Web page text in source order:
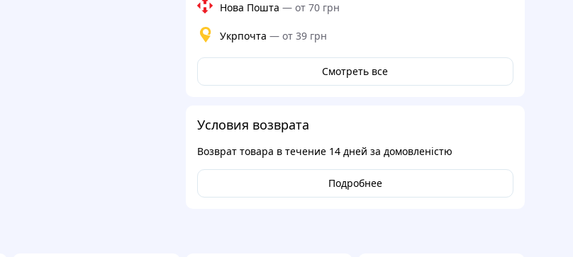
Нова Пошта — от 70 грн
Укрпочта — от 39 грн
Смотреть все
Условия возврата
Возврат товара в течение 14 дней за домовленістю
Подробнее